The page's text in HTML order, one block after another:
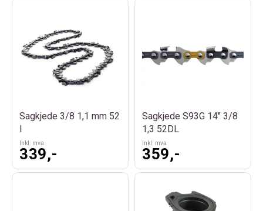
Sagkjede 3/8 1,1 mm 52
l
Inkl. mva
339,-
Sagkjede S93G 14" 3/8
1,3 52DL
Inkl. mva
359,-